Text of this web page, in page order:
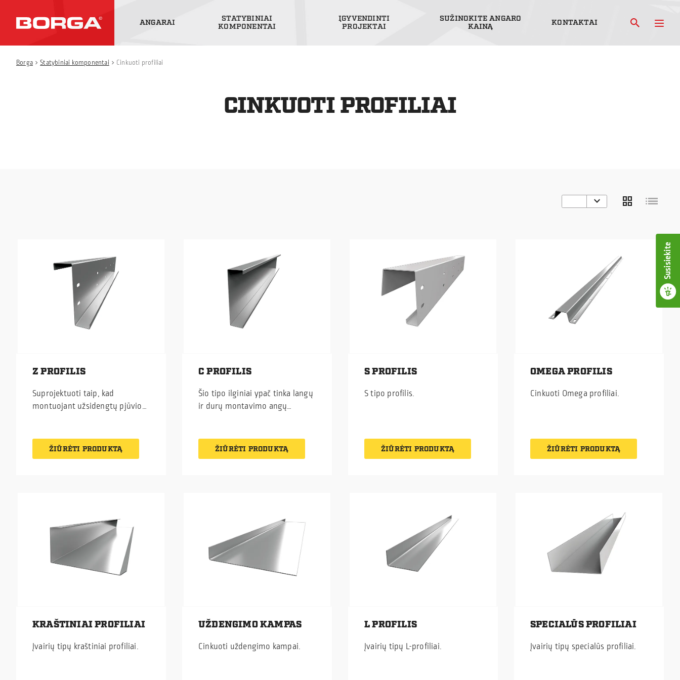
ANGARAI
STATYBINIAI
KOMPONENTAI
ĮGYVENDINTI
PROJEKTAI
SUŽINOKITE ANGARO
KAINĄ
KONTAKTAI
Susisiekite
Borga chevron_leftStatybiniai komponentai chevron_left Cinkuoti profiliai
CINKUOTI PROFILIAI
grid_view list
Z PROFILIS
Suprojektuoti taip, kad
montuojant užsidengtų pjūvio
ŽIŪRĖTI PRODUKTĄ
C PROFILIS
Šio tipo ilginiai ypač tinka langų
ir durų montavimo angų
ŽIŪRĖTI PRODUKTĄ
S PROFILIS
S tipo profilis.
ŽIŪRĖTI PRODUKTĄ
OMEGA PROFILIS
Cinkuoti Omega profiliai.
ŽIŪRĖTI PRODUKTĄ
KRAŠTINIAI PROFILIAI
Įvairių tipų kraštiniai profiliai.
UŽDENGIMO KAMPAS
Cinkuoti uždengimo kampai.
L PROFILIS
Įvairių tipų L-profiliai.
SPECIALŪS PROFILIAI
Įvairių tipų specialūs profiliai.